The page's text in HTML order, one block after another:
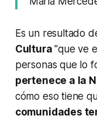
Es un resultado
Cultura"que ve
personas que lo
pertenece a la
cómo eso tiene
comunidades